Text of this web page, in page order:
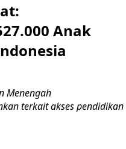
Anak
Menengah
terkait akses pendidikan